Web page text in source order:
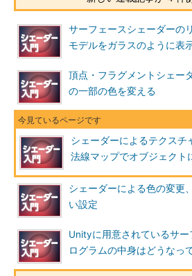
サーフェースシェーダーの
モデルをガラスのように表
頂点・フラグメントシェー
の一部の色を変える
シェーダーによるテクスチ
法線マップでオブジェクト
シェーダーによる色の変更
い設定
Unityに用意されているサ
ログラムの中身はどうなっ